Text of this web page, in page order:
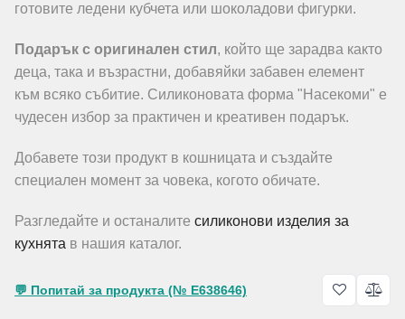
готовите ледени кубчета или шоколадови фигурки.
Подарък с оригинален стил, който ще зарадва както
деца, така и възрастни, добавяйки забавен елемент
към всяко събитие. Силиконовата форма "Насекоми" е
чудесен избор за практичен и креативен подарък.
Добавете този продукт в кошницата и създайте
специален момент за човека, когото обичате.
Разгледайте и останалите силиконови изделия за
кухнята в нашия каталог.
💬 Попитай за продукта (№ E638646)